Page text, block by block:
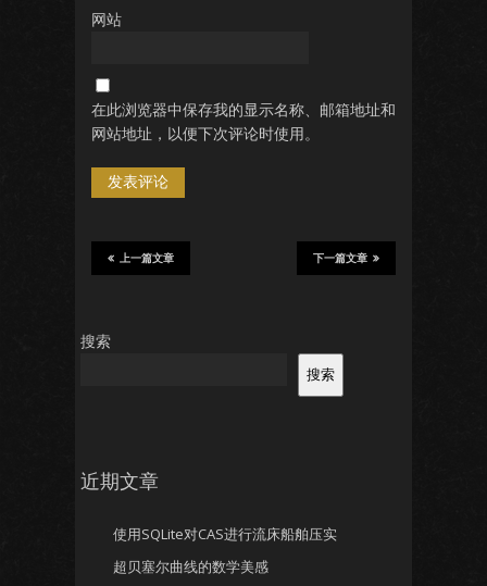
网站
在此浏览器中保存我的显示名称、邮箱地址和
网站地址，以便下次评论时使用。
下一篇文章
上一篇文章
搜索
搜索
近期文章
使用SQLite对CAS进行流床船舶压实
超贝塞尔曲线的数学美感